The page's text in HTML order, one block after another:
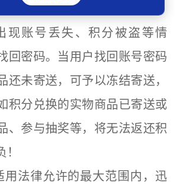
概与迅游科技无关。
账号丢失、积分被盗等情
回密码。当用户找回账号密码
还未寄送，可予以冻结寄送，
积分兑换的实物商品已寄送或
、参与抽奖等，将无法返还积
法律允许的最大范围内，迅